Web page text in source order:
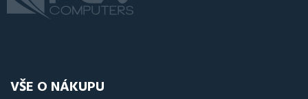
VŠE O NÁKUPU